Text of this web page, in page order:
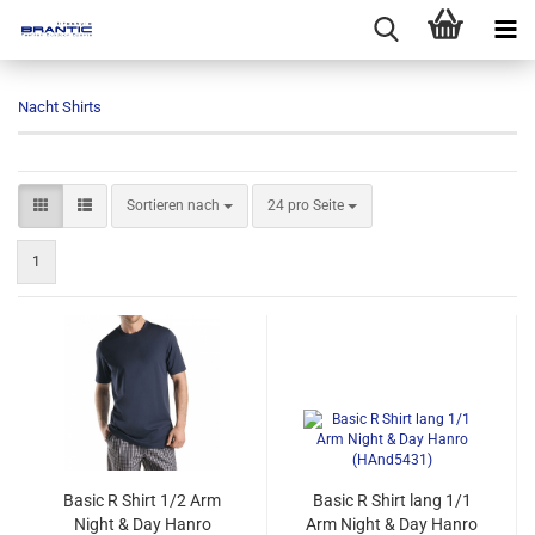
Nacht Shirts
Sortieren nach
Sortieren nach 24 pro Seite
pro Seite
1
Basic R Shirt 1/2 Arm
Night & Day Hanro
Basic R Shirt lang 1/1
Arm Night & Day Hanro